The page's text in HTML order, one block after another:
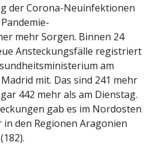
der Corona-Neuinfektionen
mehr Sorgen. Binnen 24
Ansteckungsfälle registriert
am
mit. Das sind 241 mehr
442 mehr als am Dienstag.
gab es im Nordosten
in den Regionen Aragonien